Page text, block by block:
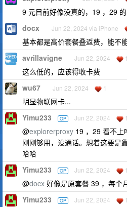
9 元目前好像没真的，19 ，29
docx Jun 22, 2024 via iPhone
基本都是高价套餐叠返费，能不
avrillavigne Jun 22, 2024 1
这么低的，应该得收卡费
wu67 Jun 22, 2024 1
明显物联网卡...
Yimu233 OP Jun 22, 2024 1
@explorerproxy 19 ，29 看不上
刚刚够用，没通话。想着这要是
哈哈
Yimu233 OP Jun 22, 2024 1
@docx 好像是原套餐 39 ，每个
Yimu233 OP Jun 22, 2024 1